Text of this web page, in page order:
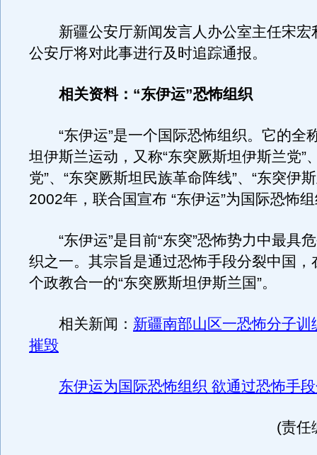
新疆公安厅新闻发言人办公室主任宋宏
公安厅将对此事进行及时追踪通报。
相关资料：“东伊运”恐怖组织
“东伊运”是一个国际恐怖组织。它的全
坦伊斯兰运动，又称“东突厥斯坦伊斯兰党”
党”、“东突厥斯坦民族革命阵线”、“东突伊
2002年，联合国宣布 “东伊运”为国际恐怖
“东伊运”是目前“东突”恐怖势力中最具
织之一。其宗旨是通过恐怖手段分裂中国，
个政教合一的“东突厥斯坦伊斯兰国”。
相关新闻： 新疆南部山区一恐怖分子训
摧毁
东伊运为国际恐怖组织 欲通过恐怖手
(责任